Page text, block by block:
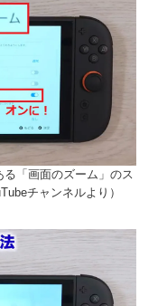
「画面のズーム」のス
チャンネルより）